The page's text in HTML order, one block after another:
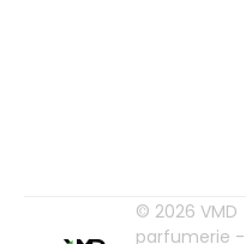
© 2026 VMD
parfumerie -